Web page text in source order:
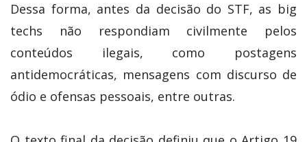
Dessa forma, antes da decisão do STF, as big
techs não respondiam civilmente pelos
conteúdos ilegais, como postagens
antidemocráticas, mensagens com discurso de
ódio e ofensas pessoais, entre outras.